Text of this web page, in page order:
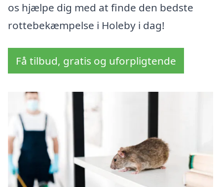
os hjælpe dig med at finde den bedste
rottebekæmpelse i Holeby i dag!
Få tilbud, gratis og uforpligtende